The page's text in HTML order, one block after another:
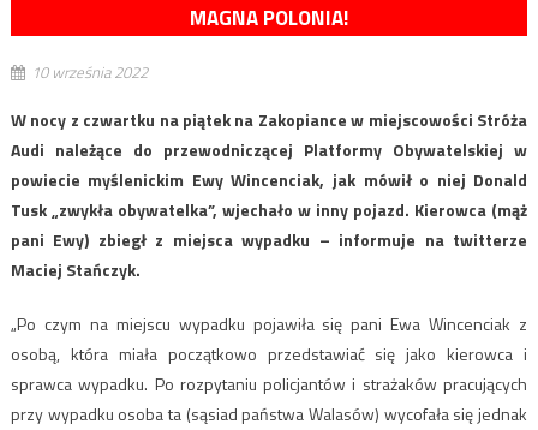
MAGNA POLONIA!
10 września 2022
W nocy z czwartku na piątek na Zakopiance w miejscowości Stróża
Audi należące do przewodniczącej Platformy Obywatelskiej w
powiecie myślenickim Ewy Wincenciak, jak mówił o niej Donald
Tusk „zwykła obywatelka”, wjechało w inny pojazd. Kierowca (mąż
pani Ewy) zbiegł z miejsca wypadku – informuje na twitterze
Maciej Stańczyk.
„Po czym na miejscu wypadku pojawiła się pani Ewa Wincenciak z
osobą, która miała początkowo przedstawiać się jako kierowca i
sprawca wypadku. Po rozpytaniu policjantów i strażaków pracujących
przy wypadku osoba ta (sąsiad państwa Walasów) wycofała się jednak